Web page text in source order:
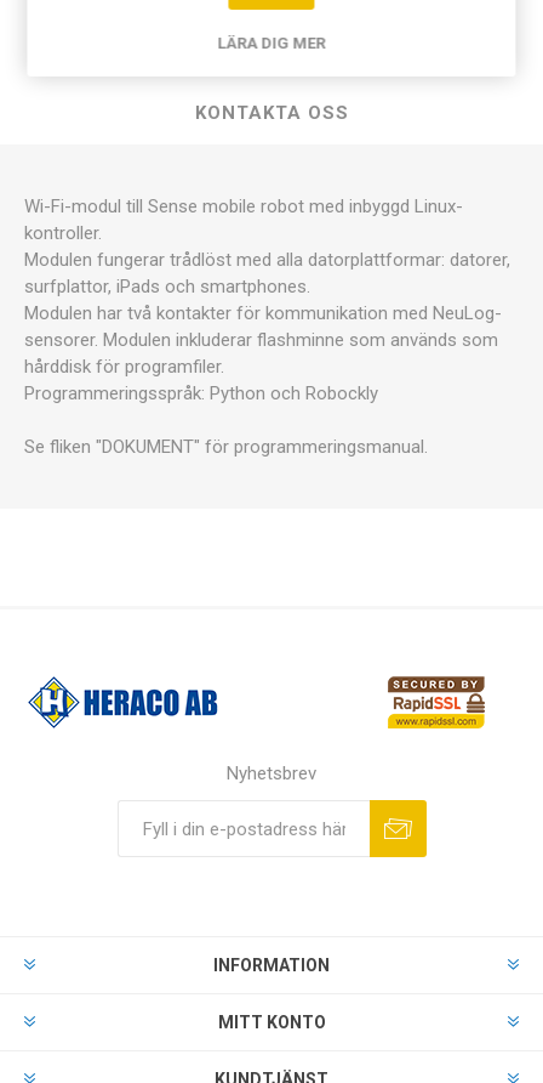
DOKUMENT
KONTAKTA OSS
Wi-Fi-modul till Sense mobile robot med inbyggd Linux-
kontroller.
Modulen fungerar trådlöst med alla datorplattformar: datorer,
surfplattor, iPads och smartphones.
Modulen har två kontakter för kommunikation med NeuLog-
sensorer. Modulen inkluderar flashminne som används som
hårddisk för programfiler.
Programmeringsspråk: Python och Robockly
Se fliken "DOKUMENT" för programmeringsmanual.
Nyhetsbrev
INFORMATION
MITT KONTO
LÄRA DIG MER